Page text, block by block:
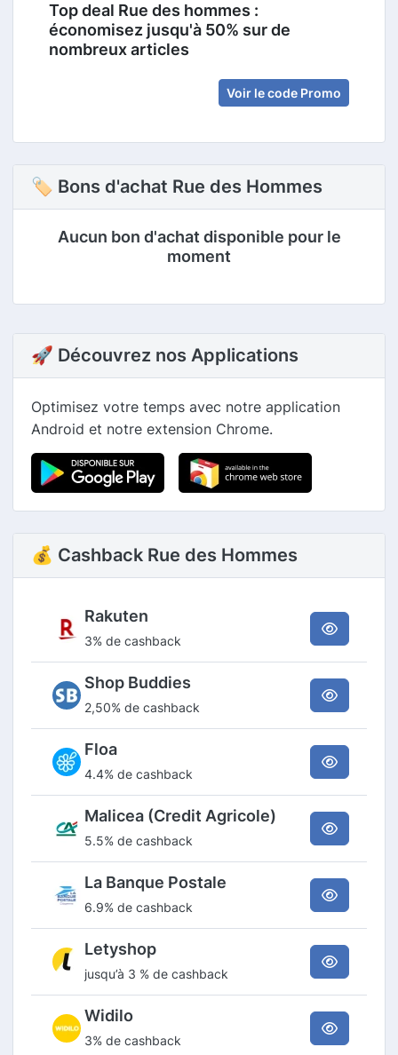
Top deal Rue des hommes :
économisez jusqu'à 50% sur de
nombreux articles
Voir le code Promo
🏷 Bons d'achat Rue des Hommes
Aucun bon d'achat disponible pour le
moment
🚀 Découvrez nos Applications
Optimisez votre temps avec notre application
Android et notre extension Chrome.
💰 Cashback Rue des Hommes
Rakuten
3% de cashback
Shop Buddies
2,50% de cashback
Floa
4.4% de cashback
Malicea (Credit Agricole)
5.5% de cashback
La Banque Postale
6.9% de cashback
Letyshop
jusqu’à 3 % de cashback
Widilo
3% de cashback